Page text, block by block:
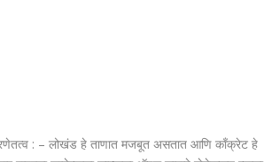
: – लोखंड हे ताणात मजबूत असतात आणि काँक्रेट हे